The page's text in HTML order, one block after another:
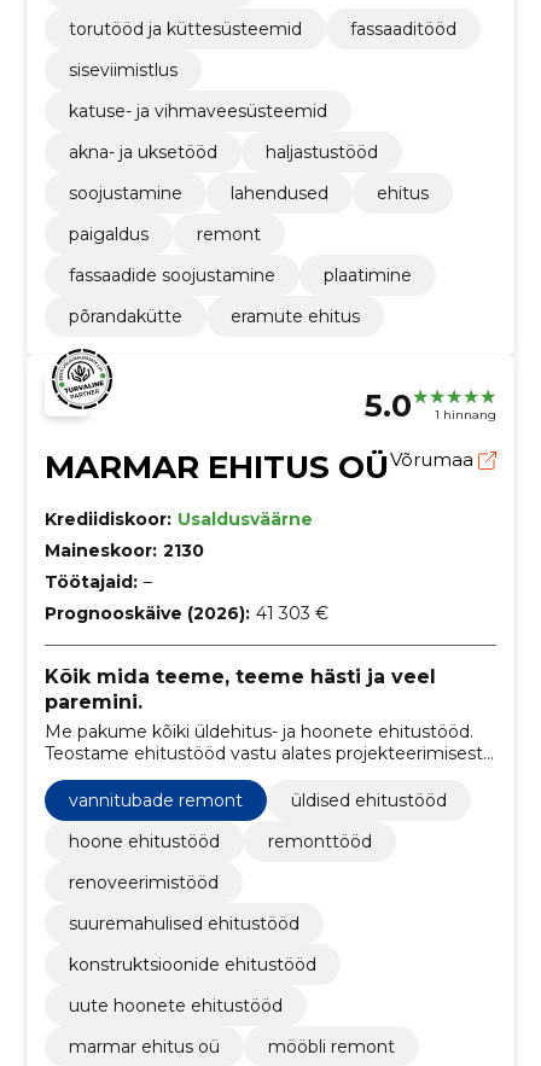
torutööd ja küttesüsteemid
fassaaditööd
siseviimistlus
katuse- ja vihmaveesüsteemid
akna- ja uksetööd
haljastustööd
soojustamine
lahendused
ehitus
paigaldus
remont
fassaadide soojustamine
plaatimine
põrandakütte
eramute ehitus
5.0 1 hinnang
MARMAR EHITUS OÜVõrumaa
Krediidiskoor: Usaldusväärne
Maineskoor: 2130
Töötajaid: –
Prognooskäive (2026): 41 303 €
Kõik mida teeme, teeme hästi ja veel
paremini.
Me pakume kõiki üldehitus- ja hoonete ehitustööd.
Teostame ehitustööd vastu alates projekteerimisest
vannitubade remont
üldised ehitustööd
hoone ehitustööd
remonttööd
renoveerimistööd
suuremahulised ehitustööd
konstruktsioonide ehitustööd
uute hoonete ehitustööd
marmar ehitus oü
mööbli remont